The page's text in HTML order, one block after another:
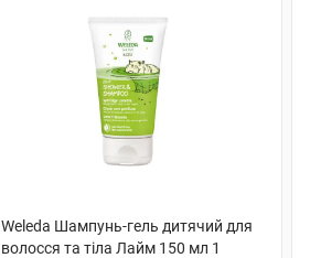
Weleda Шампунь-гель дитячий для
волосся та тіла Лайм 150 мл 1